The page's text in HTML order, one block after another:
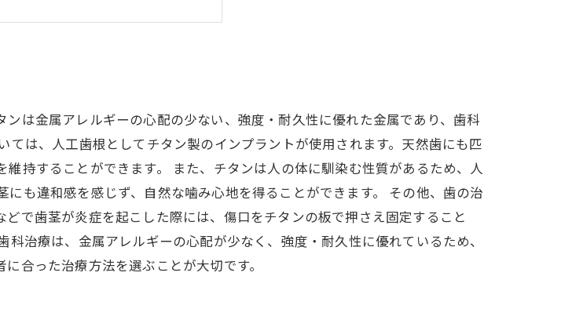
は金属アレルギーの心配の少ない、強度・耐久性に優れた金属であり、歯科
は、人工歯根としてチタン製のインプラントが使用されます。天然歯にも匹
持することができます。 また、チタンは人の体に馴染む性質があるため、人
も違和感を感じず、自然な噛み心地を得ることができます。 その他、歯の治
で歯茎が炎症を起こした際には、傷口をチタンの板で押さえ固定すること
治療は、金属アレルギーの心配が少なく、強度・耐久性に優れているため、
合った治療方法を選ぶことが大切です。